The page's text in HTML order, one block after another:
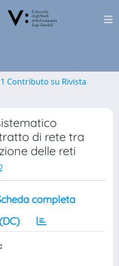
1 Contributo su Rivista
di rete tra
delle reti
completa